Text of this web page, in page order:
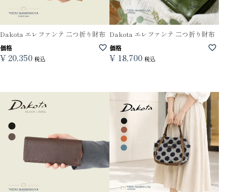
Dakota エレファンテ 二つ折り財布
価格
¥20,350 税込
Dakota エレファンテ 二つ折り財布
価格
¥ 18,700 税込